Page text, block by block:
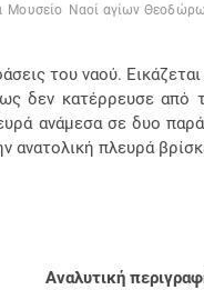
Μουσείο Ναοί αγίων
του ναού.
δεν κατέρρευσε από
ανάμεσα σε δυο
ανατολική πλευρά
Αναλυτική